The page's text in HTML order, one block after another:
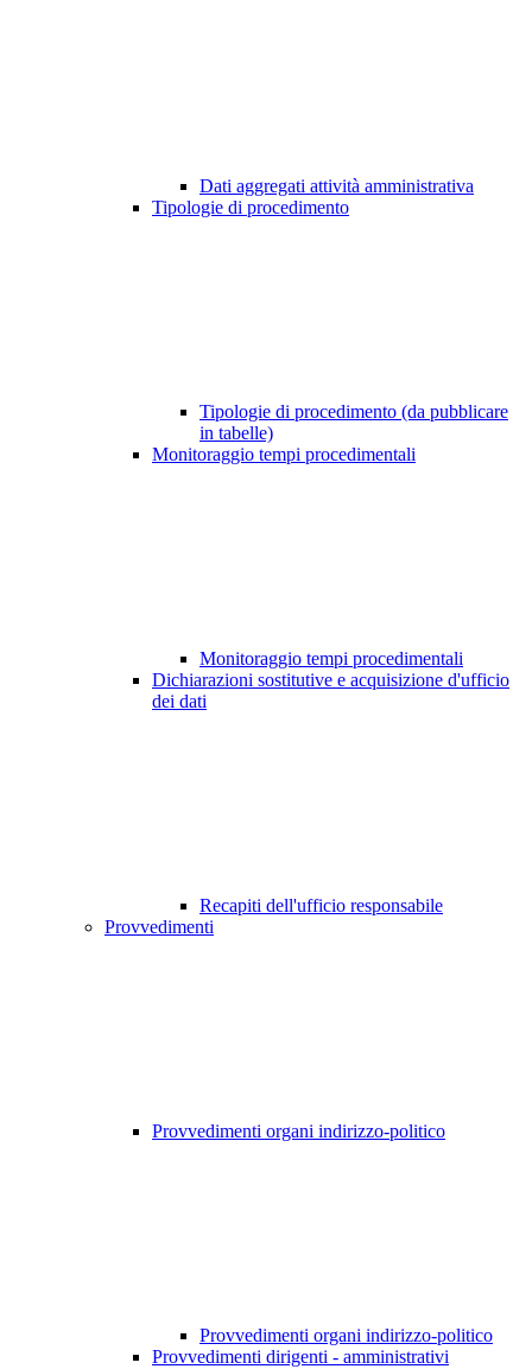
Dati aggregati attività amministrativa
Tipologie di procedimento
Tipologie di procedimento (da pubblicare
in tabelle)
Monitoraggio tempi procedimentali
Monitoraggio tempi procedimentali
Dichiarazioni sostitutive e acquisizione d'ufficio
dei dati
Recapiti dell'ufficio responsabile
Provvedimenti
Provvedimenti organi indirizzo-politico
Provvedimenti organi indirizzo-politico
Provvedimenti dirigenti - amministrativi